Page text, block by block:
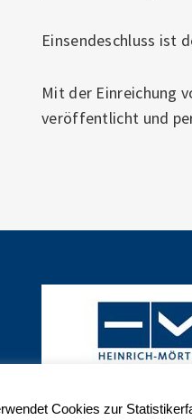
Einsendeschluss ist
Mit der Einreichung
veröffentlicht und
Cookies zur